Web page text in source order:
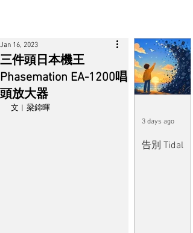
三件頭日本機王
Phasemation EA-1200唱
頭放大器
Jan 16, 2023
文︱梁錦暉
告別 Tidal
3 days ago